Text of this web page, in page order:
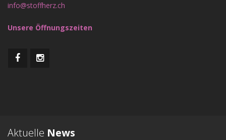
info@stoffherz.ch
Unsere Öffnungszeiten
Aktuelle News